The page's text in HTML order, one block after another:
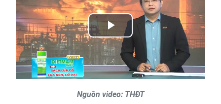
Play
Video
Nguồn video: THĐT